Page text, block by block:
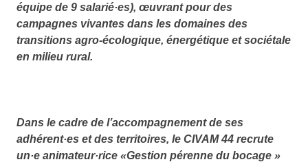
équipe de 9 salarié·es), œuvrant pour des
campagnes vivantes dans les domaines des
transitions agro-écologique, énergétique et sociétale
en milieu rural.
Dans le cadre de l’accompagnement de ses
adhérent·es et des territoires, le CIVAM 44 recrute
un·e animateur·rice «Gestion pérenne du bocage »